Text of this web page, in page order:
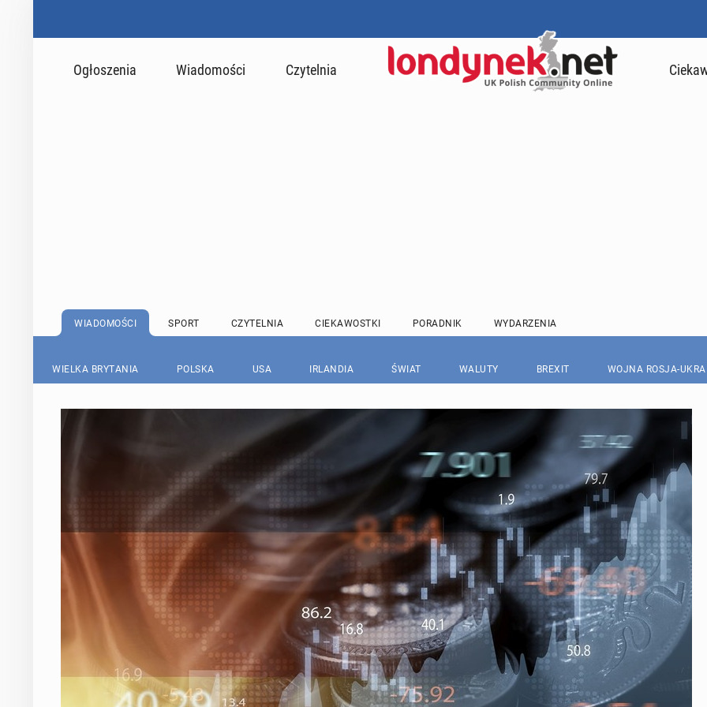
Ogłoszenia Wiadomości Czytelnia
WIADOMOŚCI SPORT CZYTELNIA CIEKAWOSTKI PORADNIK WYDARZENIA
WIELKA BRYTANIA POLSKA USA IRLANDIA ŚWIAT WALUTY BREXIT WOJNA ROSJA-